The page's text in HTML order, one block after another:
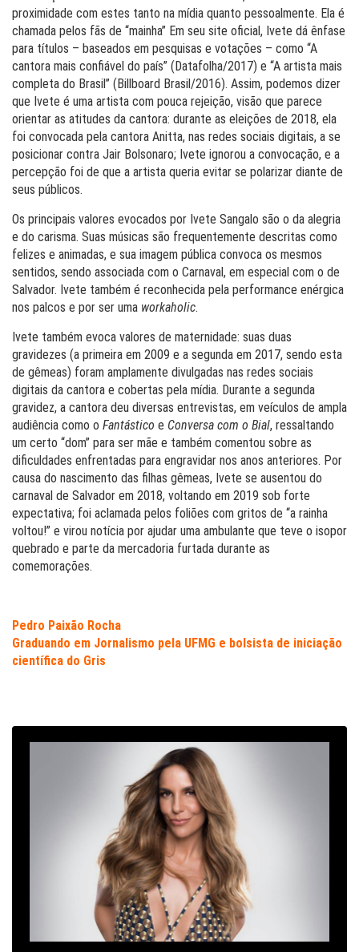
proximidade com estes tanto na mídia quanto pessoalmente. Ela é
chamada pelos fãs de “mainha” Em seu site oficial, Ivete dá ênfase
para títulos – baseados em pesquisas e votações – como “A
cantora mais confiável do país” (Datafolha/2017) e “A artista mais
completa do Brasil” (Billboard Brasil/2016). Assim, podemos dizer
que Ivete é uma artista com pouca rejeição, visão que parece
orientar as atitudes da cantora: durante as eleições de 2018, ela
foi convocada pela cantora Anitta, nas redes sociais digitais, a se
posicionar contra Jair Bolsonaro; Ivete ignorou a convocação, e a
percepção foi de que a artista queria evitar se polarizar diante de
seus públicos.
Os principais valores evocados por Ivete Sangalo são o da alegria
e do carisma. Suas músicas são frequentemente descritas como
felizes e animadas, e sua imagem pública convoca os mesmos
sentidos, sendo associada com o Carnaval, em especial com o de
Salvador. Ivete também é reconhecida pela performance enérgica
nos palcos e por ser uma workaholic.
Ivete também evoca valores de maternidade: suas duas
gravidezes (a primeira em 2009 e a segunda em 2017, sendo esta
de gêmeas) foram amplamente divulgadas nas redes sociais
digitais da cantora e cobertas pela mídia. Durante a segunda
gravidez, a cantora deu diversas entrevistas, em veículos de ampla
audiência como o Fantástico e Conversa com o Bial, ressaltando
um certo “dom” para ser mãe e também comentou sobre as
dificuldades enfrentadas para engravidar nos anos anteriores. Por
causa do nascimento das filhas gêmeas, Ivete se ausentou do
carnaval de Salvador em 2018, voltando em 2019 sob forte
expectativa; foi aclamada pelos foliões com gritos de “a rainha
voltou!” e virou notícia por ajudar uma ambulante que teve o isopor
quebrado e parte da mercadoria furtada durante as
comemorações.
Pedro Paixão Rocha
Graduando em Jornalismo pela UFMG e bolsista de iniciação
científica do Gris